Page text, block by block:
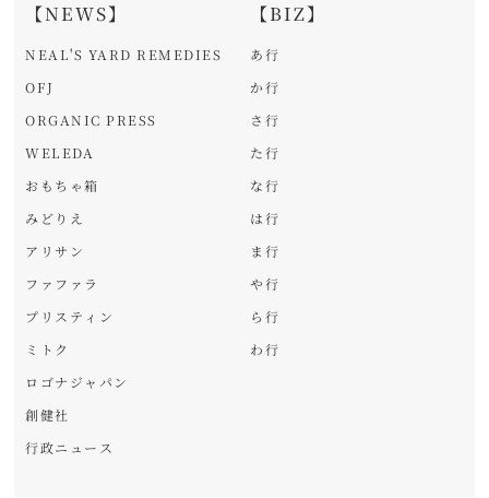
【NEWS】
NEAL'S YARD REMEDIES
OFJ
ORGANIC PRESS
WELEDA
おもちゃ箱
みどりえ
アリサン
ファファラ
プリスティン
ミトク
ロゴナジャパン
創健社
行政ニュース
【BIZ】
あ行
か行
さ行
た行
な行
は行
ま行
や行
ら行
わ行